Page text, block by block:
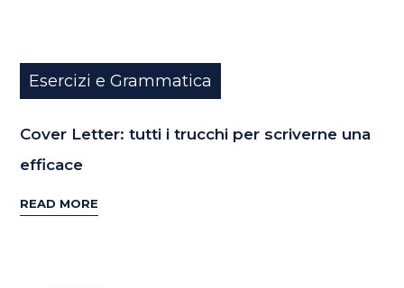
Esercizi e Grammatica
Cover Letter: tutti i trucchi per scriverne una
efficace
READ MORE